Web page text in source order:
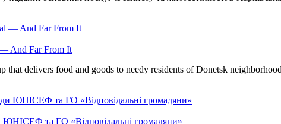
And Far From It
that delivers food and goods to needy residents of Donetsk
ЮНІСЕФ та ГО «Відповідальні громадяни»